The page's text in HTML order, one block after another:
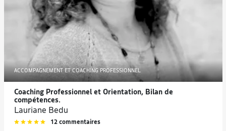
ACCOMPAGNEMENT ET COACHING PROFESSIONNEL
Coaching Professionnel et Orientation, Bilan de
compétences.
Lauriane Bedu
12 commentaires